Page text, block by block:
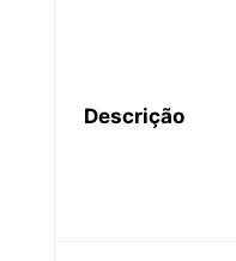
Descrição